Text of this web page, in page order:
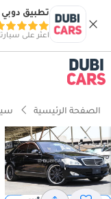
تطبيق دوبي
اعثر على
الصفحة الرئيسية